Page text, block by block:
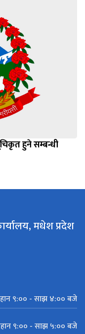
हुने सम्बन्धी
मधेश प्रदेश
९:०० - साझ ४:०० बजे
९:०० - साझ ५:०० बजे